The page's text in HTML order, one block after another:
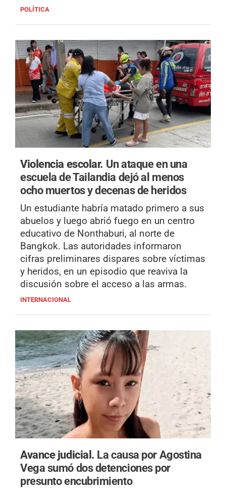
POLÍTICA
Violencia escolar. Un ataque en una
escuela de Tailandia dejó al menos
ocho muertos y decenas de heridos
Un estudiante habría matado primero a sus
abuelos y luego abrió fuego en un centro
educativo de Nonthaburi, al norte de
Bangkok. Las autoridades informaron
cifras preliminares dispares sobre víctimas
y heridos, en un episodio que reaviva la
discusión sobre el acceso a las armas.
INTERNACIONAL
Avance judicial. La causa por Agostina
Vega sumó dos detenciones por
presunto encubrimiento